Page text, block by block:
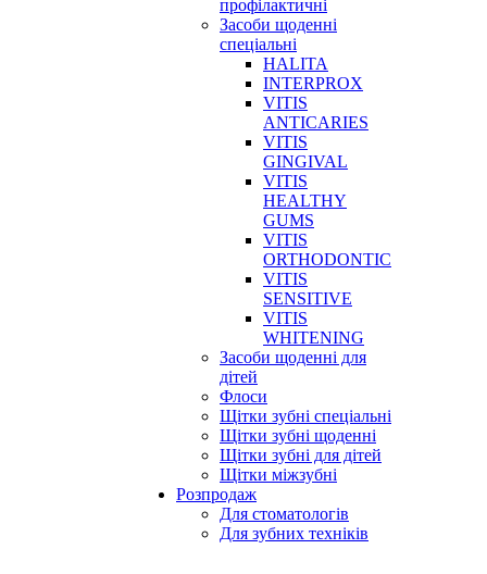
профілактичні
Засоби щоденні
спеціальні
HALITA
INTERPROX
VITIS
ANTICARIES
VITIS
GINGIVAL
VITIS
HEALTHY
GUMS
VITIS
ORTHODONTIC
VITIS
SENSITIVE
VITIS
WHITENING
Засоби щоденні для
дітей
Флоси
Щітки зубні спеціальні
Щітки зубні щоденні
Щітки зубні для дітей
Щітки міжзубні
Розпродаж
Для стоматологів
Для зубних техніків